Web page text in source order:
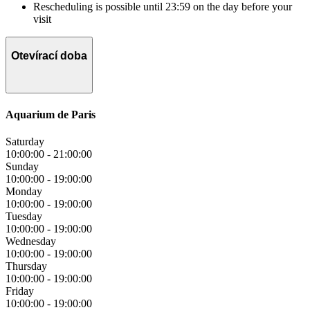
Rescheduling is possible until 23:59 on the day before your
visit
Otevírací doba
Aquarium de Paris
Saturday
10:00:00 - 21:00:00
Sunday
10:00:00 - 19:00:00
Monday
10:00:00 - 19:00:00
Tuesday
10:00:00 - 19:00:00
Wednesday
10:00:00 - 19:00:00
Thursday
10:00:00 - 19:00:00
Friday
10:00:00 - 19:00:00